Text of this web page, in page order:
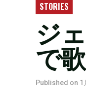
STORIES
ジ
で
Published on 1